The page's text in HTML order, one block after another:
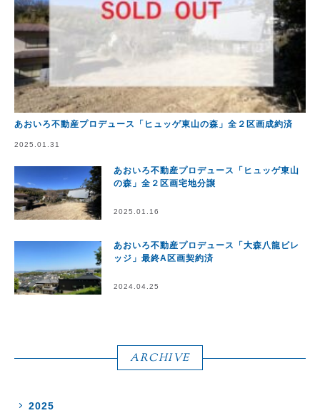
あおいろ不動産プロデュース「ヒュッゲ東山の森」全２区画成約済
2025.01.31
あおいろ不動産プロデュース「ヒュッゲ東山
の森」全２区画宅地分譲
2025.01.16
あおいろ不動産プロデュース「大森八龍ビレ
ッジ」最終A区画契約済
2024.04.25
ARCHIVE
2025